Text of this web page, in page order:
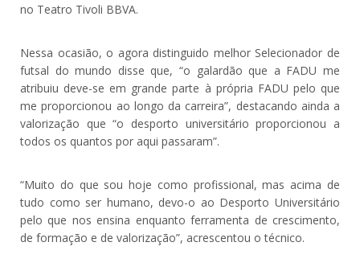
no Teatro Tivoli BBVA.
Nessa ocasião, o agora distinguido melhor Selecionador de
futsal do mundo disse que, “o galardão que a FADU me
atribuiu deve-se em grande parte à própria FADU pelo que
me proporcionou ao longo da carreira”, destacando ainda a
valorização que “o desporto universitário proporcionou a
todos os quantos por aqui passaram”.
“Muito do que sou hoje como profissional, mas acima de
tudo como ser humano, devo-o ao Desporto Universitário
pelo que nos ensina enquanto ferramenta de crescimento,
de formação e de valorização”, acrescentou o técnico.